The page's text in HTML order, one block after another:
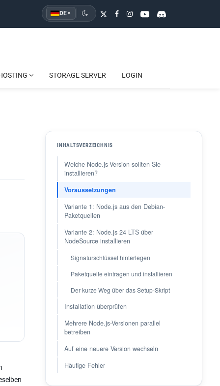
DE ▾
STORAGE SERVER LOGIN
INHALTSVERZEICHNIS
Welche Node.js-Version sollten Sie
installieren?
Voraussetzungen
Variante 1: Node.js aus den Debian-
Paketquellen
Variante 2: Node.js 24 LTS über
NodeSource installieren
Signaturschlüssel hinterlegen
Paketquelle eintragen und installieren
Der kurze Weg über das Setup-Skript
Installation überprüfen
Mehrere Node.js-Versionen parallel
betreiben
Auf eine neuere Version wechseln
Häufige Fehler